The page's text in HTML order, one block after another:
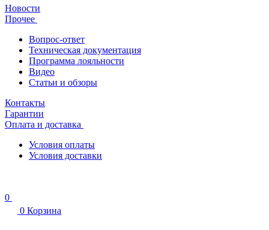
Новости
Прочее
Вопрос-ответ
Техническая документация
Программа лояльности
Видео
Статьи и обзоры
Контакты
Гарантии
Оплата и доставка
Условия оплаты
Условия доставки
0
0 Корзина